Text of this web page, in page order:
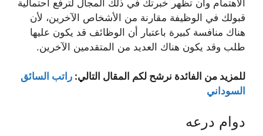
الاهتمام وأن تظهر خبرتك في ذلك المجال لترفع احتمالية
قبولك في الوظيفة مقارنة من الأشخاص الآخرين، لأن
هناك منافسة كبيرة باعتبار أن الوظائف قد يكون عليها
طلب وقد يكون هناك العديد من المتقدمين الآخرين.
للمزيد من الفائدة نرشح لكم المقال التالي: راتب السائق
السوداني
دوام درعه